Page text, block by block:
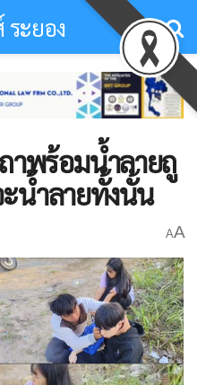
ะยอง
าพร้อมน้ำลายถู
น้ำลายทั้งนั้น
AA